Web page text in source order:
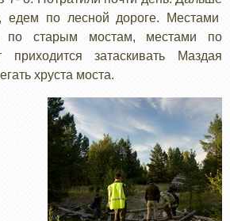
едем по лесной дороге. Местами
по старым мостам, местами по
затаскивать Маздая
хруста моста.